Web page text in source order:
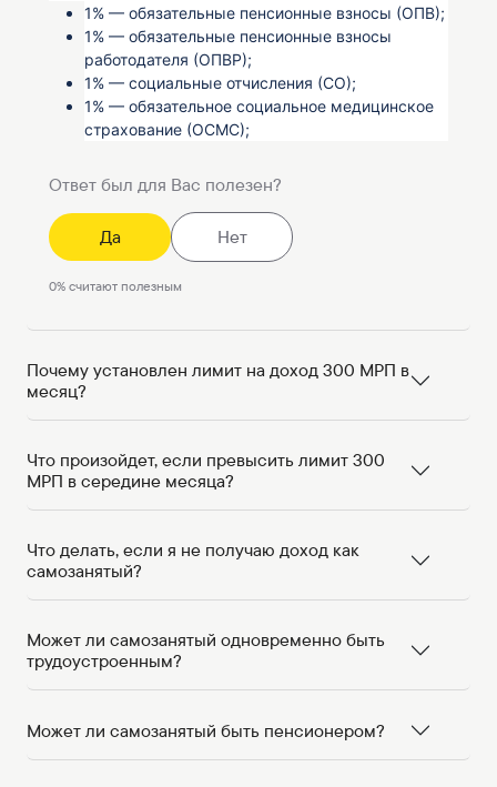
1% — обязательные пенсионные взносы (ОПВ);
1% — обязательные пенсионные взносы
работодателя (ОПВР);
1% — социальные отчисления (СО);
1% — обязательное социальное медицинское
страхование (ОСМС);
Ответ был для Вас полезен?
Да Нет
0%считают полезным
Почему установлен лимит на доход 300 МРП в
месяц?
Что произойдет, если превысить лимит 300
МРП в середине месяца?
Что делать, если я не получаю доход как
самозанятый?
Может ли самозанятый одновременно быть
трудоустроенным?
Может ли самозанятый быть пенсионером?